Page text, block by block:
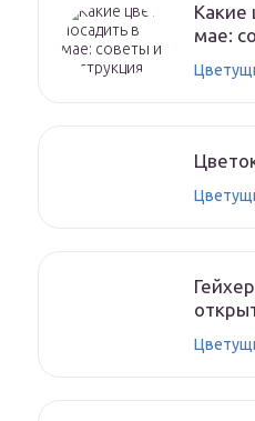
Какие
мае: